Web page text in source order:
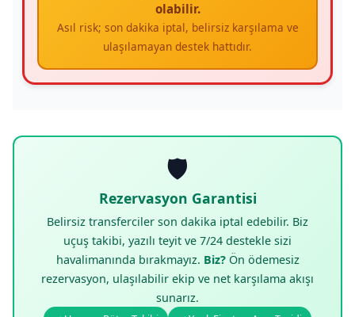
olabilir.
Asıl risk; son dakika iptal, belirsiz karşılama ve
ulaşılamayan destek hattıdır.
🛡️
Rezervasyon Garantisi
Belirsiz transferciler son dakika iptal edebilir. Biz
uçuş takibi, yazılı teyit ve 7/24 destekle sizi
havalimanında bırakmayız. Biz?Ön ödemesiz
rezervasyon, ulaşılabilir ekip ve net karşılama akışı
sunarız.